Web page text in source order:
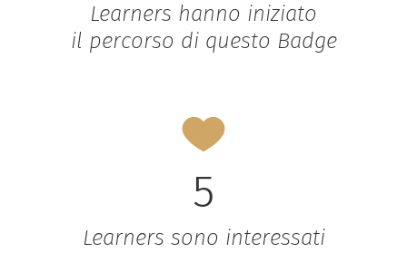
Learners hanno iniziato
il percorso di questo Badge
5
Learners sono interessati